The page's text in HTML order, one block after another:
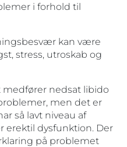
i forhold til
kan være
stress, utroskab og
nedsat libido
men det er
så lavt niveau af
erektil dysfunktion. Der
på problemet